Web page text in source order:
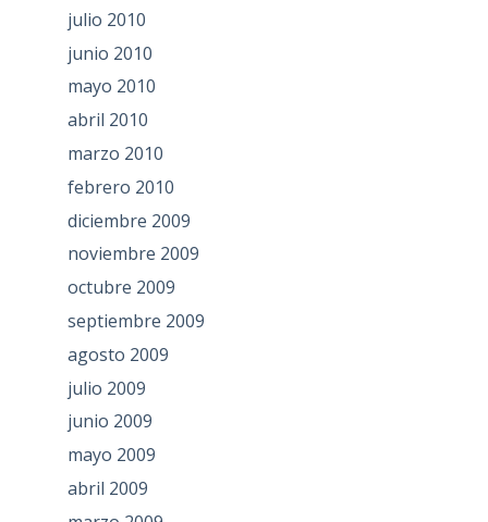
julio 2010
junio 2010
mayo 2010
abril 2010
marzo 2010
febrero 2010
diciembre 2009
noviembre 2009
octubre 2009
septiembre 2009
agosto 2009
julio 2009
junio 2009
mayo 2009
abril 2009